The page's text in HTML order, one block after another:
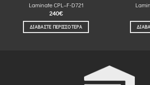
Laminate CPL–F-D721
240€
ΔΙΑΒΆΣΤΕ ΠΕΡΙΣΣΌΤΕΡΑ